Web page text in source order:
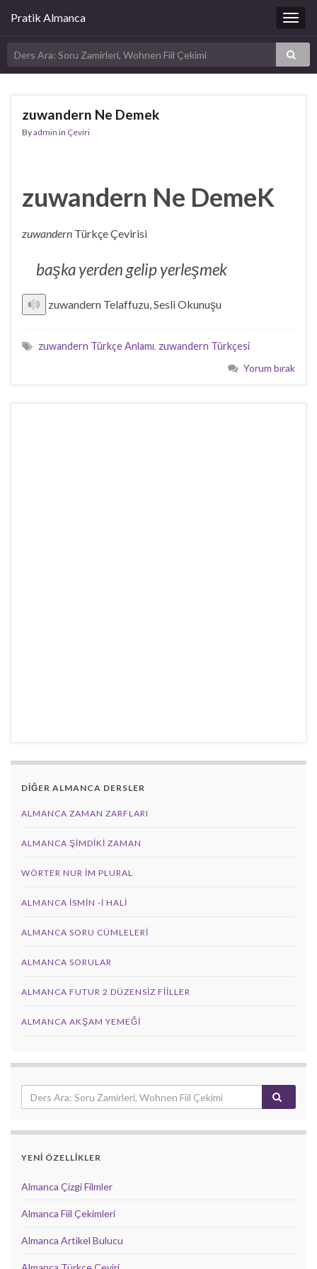
Pratik Almanca
zuwandern Ne Demek
Byadmin in Çeviri
zuwandern Ne DemeK
zuwandern Türkçe Çevirisi
başka yerden gelip yerleşmek
zuwandern Telaffuzu, Sesli Okunuşu
zuwandern Türkçe Anlamı, zuwandern Türkçesi
Yorum bırak
DİĞER ALMANCA DERSLER
ALMANCA ZAMAN ZARFLARI
ALMANCA ŞIMDIKI ZAMAN
WÖRTER NUR IM PLURAL
ALMANCA İSMIN -I HALI
ALMANCA SORU CÜMLELERI
ALMANCA SORULAR
ALMANCA FUTUR 2 DÜZENSIZ FIILLER
ALMANCA AKŞAM YEMEĞI
YENİ ÖZELLİKLER
Almanca Çizgi Filmler
Almanca Fiil Çekimleri
Almanca Artikel Bulucu